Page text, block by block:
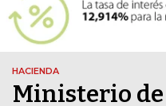
HACIENDA
Ministerio